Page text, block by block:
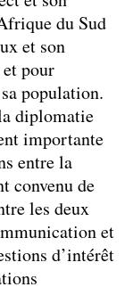
du Sud
et son
pour
population.
diplomatie
importante
entre la
convenu de
les deux
et
d’intérêt